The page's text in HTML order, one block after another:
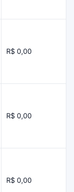
R$ 0,00
R$ 0,00
R$ 0,00